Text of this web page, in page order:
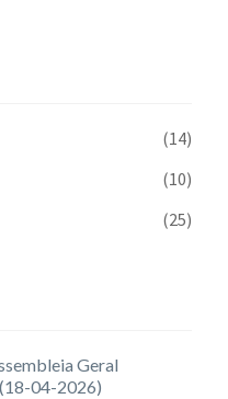
(14)
(10)
(25)
Geral
04-2026)